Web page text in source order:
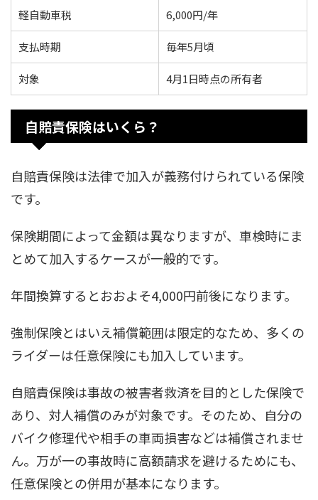
軽自動車税 6,000円/年
支払時期 毎年5月頃
対象 4月1日時点の所有者
自賠責保険はいくら？
自賠責保険は法律で加入が義務付けられている保険
です。
保険期間によって金額は異なりますが、車検時にま
とめて加入するケースが一般的です。
年間換算するとおおよそ4,000円前後になります。
強制保険とはいえ補償範囲は限定的なため、多くの
ライダーは任意保険にも加入しています。
自賠責保険は事故の被害者救済を目的とした保険で
あり、対人補償のみが対象です。そのため、自分の
バイク修理代や相手の車両損害などは補償されませ
ん。万が一の事故時に高額請求を避けるためにも、
任意保険との併用が基本になります。